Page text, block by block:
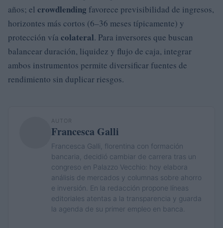
años; el crowdlending favorece previsibilidad de ingresos,
horizontes más cortos (6–36 meses típicamente) y
protección vía colateral. Para inversores que buscan
balancear duración, liquidez y flujo de caja, integrar
ambos instrumentos permite diversificar fuentes de
rendimiento sin duplicar riesgos.
AUTOR
Francesca Galli
Francesca Galli, florentina con formación
bancaria, decidió cambiar de carrera tras un
congreso en Palazzo Vecchio: hoy elabora
análisis de mercados y columnas sobre ahorro
e inversión. En la redacción propone líneas
editoriales atentas a la transparencia y guarda
la agenda de su primer empleo en banca.